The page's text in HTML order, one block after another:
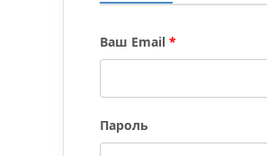
Ваш Email *
Пароль